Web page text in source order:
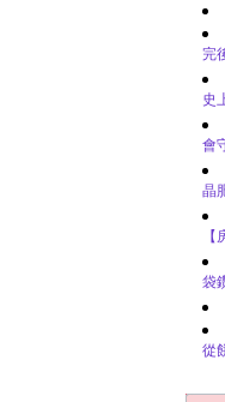
完
史
會
晶
袋
從